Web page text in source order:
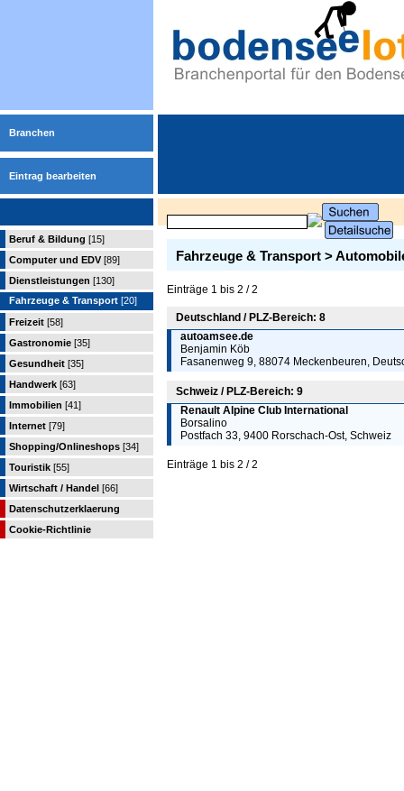
Branchen
Eintrag bearbeiten
Beruf & Bildung [15]
Computer und EDV [89]
Dienstleistungen [130]
Fahrzeuge & Transport [20]
Freizeit [58]
Gastronomie [35]
Gesundheit [35]
Handwerk [63]
Immobilien [41]
Internet [79]
Shopping/Onlineshops [34]
Touristik [55]
Wirtschaft / Handel [66]
Datenschutzerklaerung
Cookie-Richtlinie
Fahrzeuge & Transport >
Einträge 1 bis 2 / 2
Deutschland / PLZ-Bereich: 8
autoamsee.de
Benjamin Köb
Fasanenweg 9, 88074 Meckenbeuren,
Schweiz / PLZ-Bereich: 9
Renault Alpine Club International
Borsalino
Postfach 33, 9400 Rorschach-Ost, Schweiz
Einträge 1 bis 2 / 2